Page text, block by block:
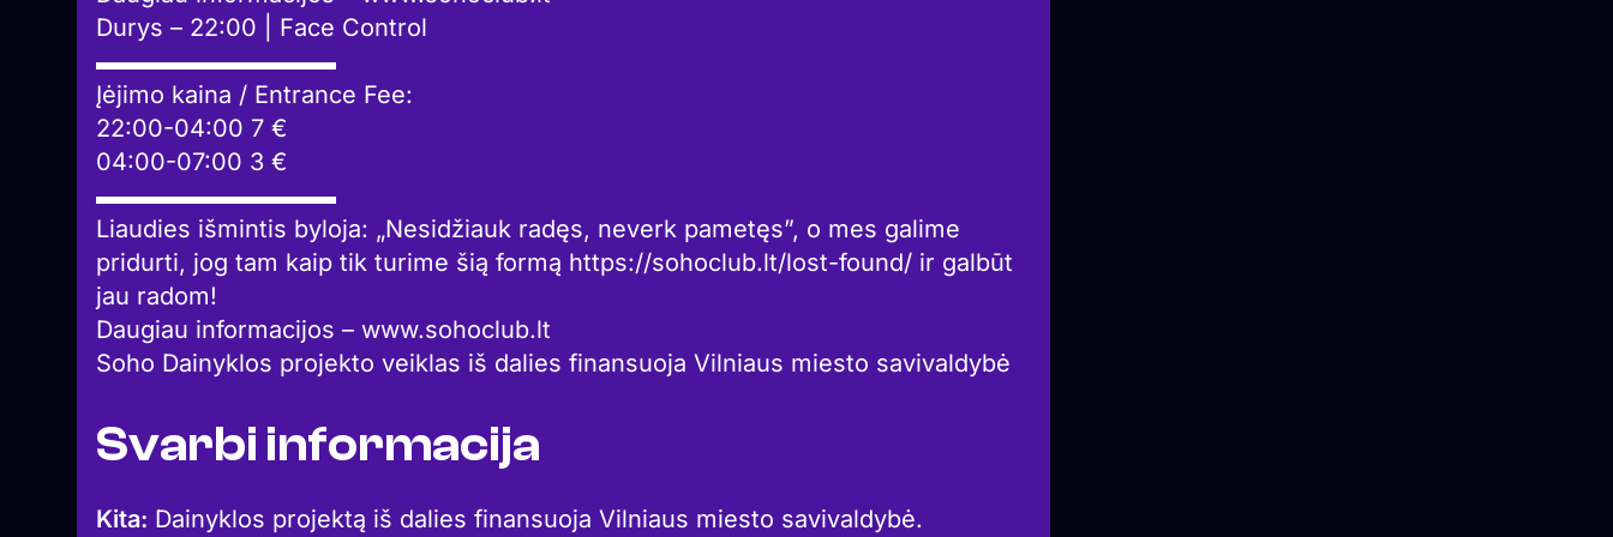
Durys – 22:00 | Face Control
▬▬▬▬▬▬▬▬▬▬
Įėjimo kaina / Entrance Fee:
22:00-04:00 7 €
04:00-07:00 3 €
▬▬▬▬▬▬▬▬▬▬
Liaudies išmintis byloja: „Nesidžiauk radęs, neverk pametęs”, o mes galime
pridurti, jog tam kaip tik turime šią formą https://sohoclub.lt/lost-found/ ir galbūt
jau radom!
Daugiau informacijos – www.sohoclub.lt
Soho Dainyklos projekto veiklas iš dalies finansuoja Vilniaus miesto savivaldybė
Svarbi informacija
Kita: Dainyklos projektą iš dalies finansuoja Vilniaus miesto savivaldybė.